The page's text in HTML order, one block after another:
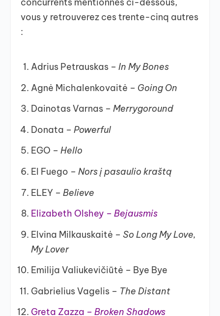
vous y retrouverez ces trente-cinq autres
:
Adrius Petrauskas – In My Bones
Agnė Michalenkovaitė – Going On
Dainotas Varnas – Merrygoround
Donata – Powerful
EGO – Hello
El Fuego – Nors į pasaulio kraštą
ELEY – Believe
Elizabeth Olshey – Bejausmis
Elvina Milkauskaitė – So Long My Love,
My Lover
Emilija Valiukevičiūtė – Bye Bye
Gabrielius Vagelis – The Distant
Greta Zazza – Broken Shadows